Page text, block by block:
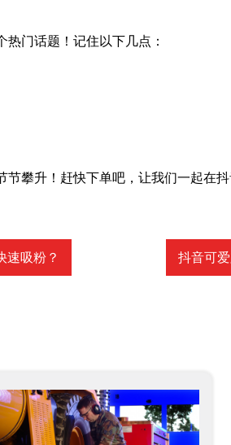
门话题！记住以下几点：
攀升！赶快下单吧，让我们一起在抖
速吸粉？ 抖音可